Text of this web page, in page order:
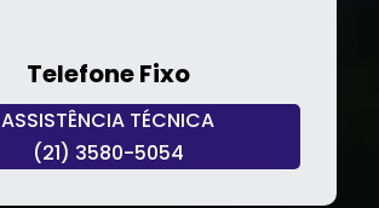
Telefone Fixo
ASSISTÊNCIA TÉCNICA
(21) 3580-5054